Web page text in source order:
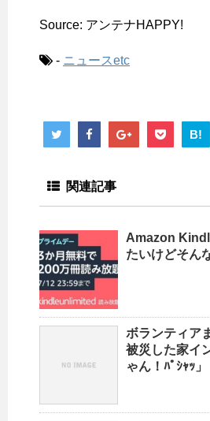
Source: アンテナHAPPY!
- ニュースetc
B!
関連記事
Amazon
たいけどそん
ボランティア
被災した家イ
ゃん！ﾊﾟｼｬｯ」